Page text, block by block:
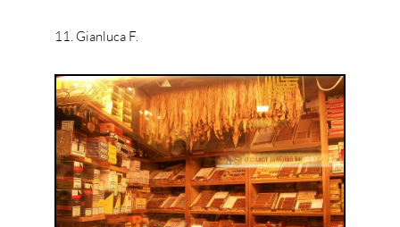
11. Gianluca F.